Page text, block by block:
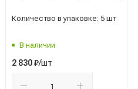
Количество в упаковке: 5 шт
В наличии
2 830₽/шт